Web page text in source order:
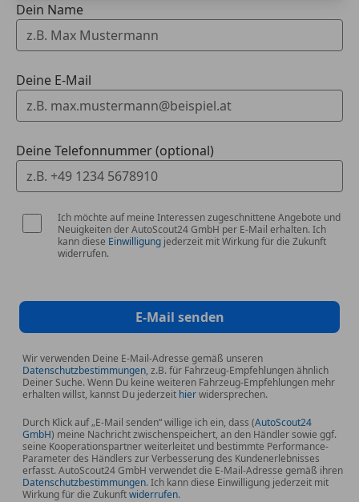
Dein Name
Deine E-Mail
Deine Telefonnummer (optional)
Ich möchte auf meine Interessen zugeschnittene Angebote und
Neuigkeiten der AutoScout24 GmbH per E-Mail erhalten. Ich
kann diese Einwilligung jederzeit mit Wirkung für die Zukunft
widerrufen.
E-Mail senden
Wir verwenden Deine E-Mail-Adresse gemäß unseren
Datenschutzbestimmungen, z.B. für Fahrzeug-Empfehlungen ähnlich
Deiner Suche. Wenn Du keine weiteren Fahrzeug-Empfehlungen mehr
erhalten willst, kannst Du jederzeit hierwidersprechen.
Durch Klick auf „E-Mail senden“ willige ich ein, dass (AutoScout24
GmbH) meine Nachricht zwischenspeichert, an den Händler sowie ggf.
seine Kooperationspartner weiterleitet und bestimmte Performance-
Parameter des Händlers zur Verbesserung des Kundenerlebnisses
erfasst. AutoScout24 GmbH verwendet die E-Mail-Adresse gemäß ihren
Datenschutzbestimmungen. Ich kann diese Einwilligung jederzeit mit
Wirkung für die Zukunftwiderrufen.